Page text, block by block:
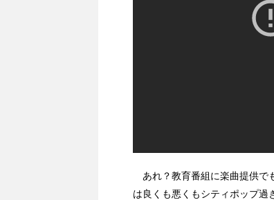
あれ？教育番組に楽曲提供で
は良くも悪くもシティポップ過